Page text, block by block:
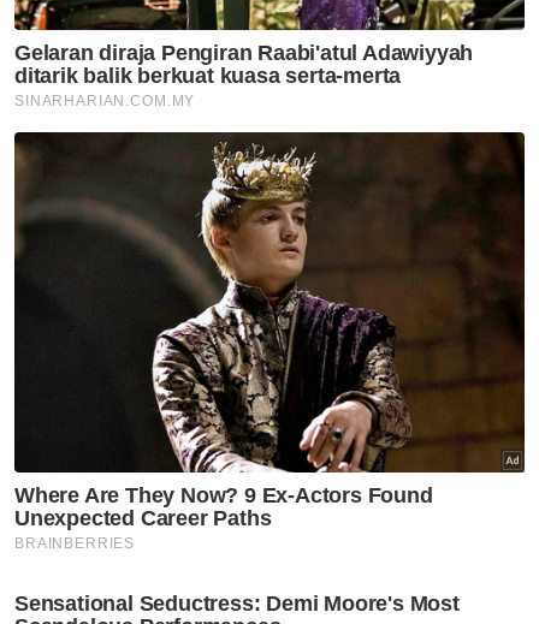
JSJ gempur kegiatan
persundalan warga asing, 59
dicekup
Tragedi Genting bukti laluan
berisiko perlu zon bebas pokok
Semasa
[VIDEO] 'Dia cakap penat, lepas
itu hanya senyum' – Kata-kata
terakhir Lans Koperal Nur Hafiz
kepada ibu